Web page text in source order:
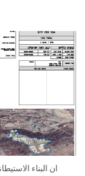
ان البناء